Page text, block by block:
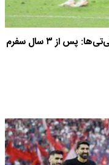
خداحافظی همراه با دلخوری ریکاردو آلوز با تی‌تی‌ها: پس از ۳ سال سفرم